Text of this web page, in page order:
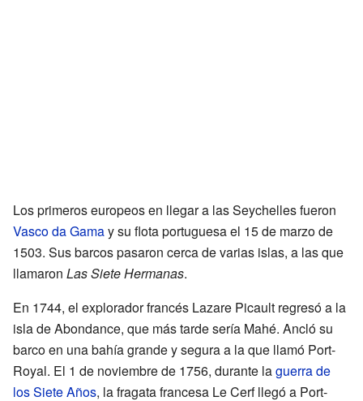
Los primeros europeos en llegar a las Seychelles fueron
Vasco da Gamay su flota portuguesa el 15 de marzo de
1503. Sus barcos pasaron cerca de varias islas, a las que
llamaron Las Siete Hermanas.
En 1744, el explorador francés Lazare Picault regresó a la
isla de Abondance, que más tarde sería Mahé. Ancló su
barco en una bahía grande y segura a la que llamó Port-
Royal. El 1 de noviembre de 1756, durante laguerra de
los Siete Años, la fragata francesa Le Cerf llegó a Port-